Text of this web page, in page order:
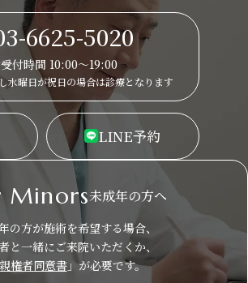
6625-5020
付時間 10:00～19:00
水曜日が祝日の場合は診療となります
LINE予約
Minors未成年の方へ
の方が施術を希望する場合、
と一緒にご来院いただくか、
権者同意書」が必要です。